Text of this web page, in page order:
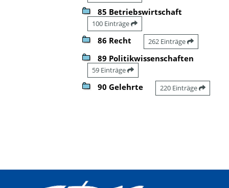
85 Betriebswirtschaft
100 Einträge
86 Recht 262 Einträge
89 Politikwissenschaften
59 Einträge
90 Gelehrte 220 Einträge